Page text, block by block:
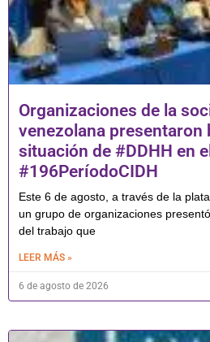
Organizaciones de la
venezolana presentaron
situación de #DDHH en el
#196PeríodoCIDH
Este 6 de agosto, a través de la
un grupo de organizaciones
del trabajo que
LEER MÁS »
6 de agosto de 2026